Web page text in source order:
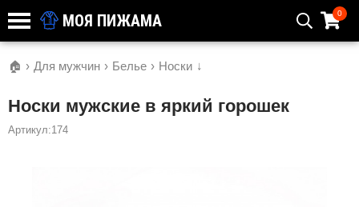
МОЯ ПИЖАМА 0
🏠 › Для мужчин › Белье › Носки ↓
Носки мужские в яркий горошек
Артикул:174